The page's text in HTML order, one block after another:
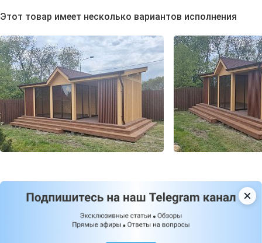
Этот товар имеет несколько вариантов исполнения